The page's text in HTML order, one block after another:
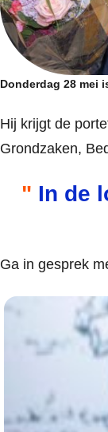
Donderdag 28 mei
Hij krijgt de
Grondzaken,
In de
Ga in gesprek